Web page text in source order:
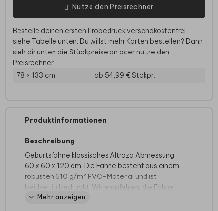
Nutze den Preisrechner
Bestelle deinen ersten Probedruck versandkostenfrei –
siehe Tabelle unten. Du willst mehr Karten bestellen? Dann
sieh dir unten die Stückpreise an oder nutze den
Preisrechner.
78 × 133 cm
ab 54,99 €Stckpr.
Produktinformationen
Beschreibung
Geburtsfahne klassisches Altroza Abmessung
60 x 60 x 120 cm. Die Fahne besteht aus einem
robusten 610 g/m² PVC-Material und ist
beidseitig bedruckt. Wir empfehlen, die Fahne
bei starkem Wind abzunehmen, um
Mehr anzeigen